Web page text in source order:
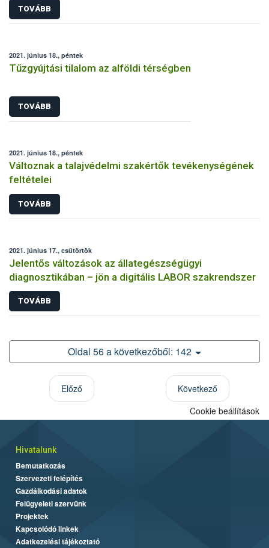
TOVÁBB
2021. június 18., péntek
Tűzgyújtási tilalom az alföldi térségben
TOVÁBB
2021. június 18., péntek
Változnak a talajvédelmi szakértők tevékenységének
feltételei
TOVÁBB
2021. június 17., csütörtök
Jelentős változások az állategészségügyi
diagnosztikában – jön a digitális LABOR szakrendszer
TOVÁBB
Oldal 56 a következőből: 142
Előző
Következő
Cookie beállítások
Hivatalunk
Bemutatkozás
Szervezeti felépítés
Gazdálkodási adatok
Felügyeleti szervünk
Projektek
Kapcsolódó linkek
Adatkezelési tájékoztató